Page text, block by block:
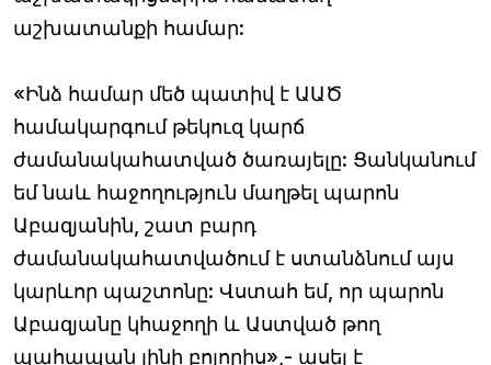
աշխատանքի համար:
«Ինձ համար մեծ պատիվ է ԱԱԾ
համակարգում թեկուզ կարճ
ժամանակահատված ծառայելը: Ցանկանում
եմ նաև հաջողություն մաղթել պարոն
Աբազյանին, շատ բարդ
ժամանակահատվածում է ստանձնում այս
կարևոր պաշտոնը: Վստահ եմ, որ պարոն
Աբազյանը կհաջողի և Աստված թող
պահապան լինի բոլորիս»,- ասել է